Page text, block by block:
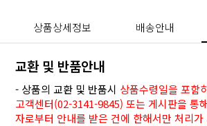
상품상세정보 배송안내
교환 및 반품안내
- 상품의 교환 및 반품시 상품수령일을 포함
고객센터(02-3141-9845) 또는 게시판을 통
자로부터 안내를 받은 건에 한해서만 처리가